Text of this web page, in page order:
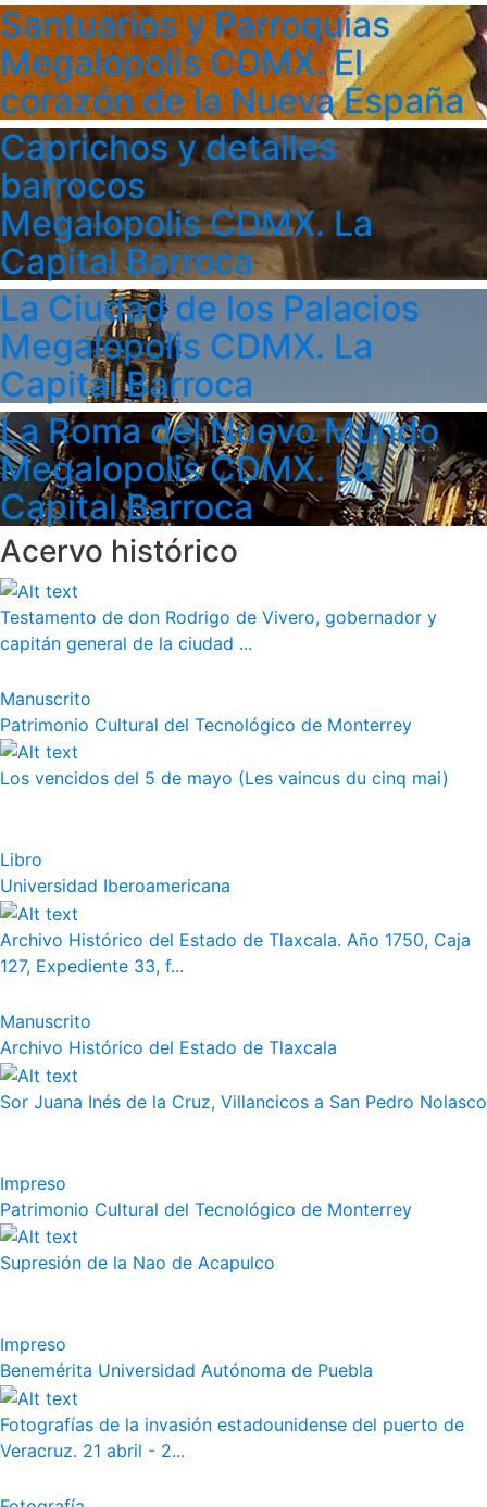
Santuarios y Parroquias
Megalopolis CDMX. El
corazón de la Nueva España
Caprichos y detalles
barrocos
Megalopolis CDMX. La
Capital Barroca
La Ciudad de los Palacios
Megalopolis CDMX. La
Capital Barroca
La Roma del Nuevo Mundo
Megalopolis CDMX. La
Capital Barroca
Acervo histórico
Testamento de don Rodrigo de Vivero, gobernador y
capitán general de la ciudad ...
Manuscrito
Patrimonio Cultural del Tecnológico de Monterrey
Los vencidos del 5 de mayo (Les vaincus du cinq mai)
Libro
Universidad Iberoamericana
Archivo Histórico del Estado de Tlaxcala. Año 1750, Caja
127, Expediente 33, f...
Manuscrito
Archivo Histórico del Estado de Tlaxcala
Sor Juana Inés de la Cruz, Villancicos a San Pedro Nolasco
Impreso
Patrimonio Cultural del Tecnológico de Monterrey
Supresión de la Nao de Acapulco
Impreso
Benemérita Universidad Autónoma de Puebla
Fotografías de la invasión estadounidense del puerto de
Veracruz. 21 abril - 2...